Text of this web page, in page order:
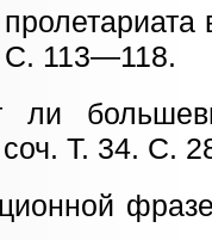
С. 113—118.
ли
Т. 34. С.